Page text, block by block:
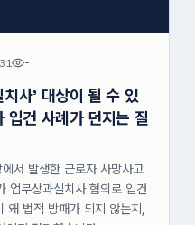
-
사' 대상이 될 수 있
건 사례가 던지는 질
서 발생한 근로자 사망사고
업무상과실치사 혐의로 입건
왜 법적 방패가 되지 않는지,